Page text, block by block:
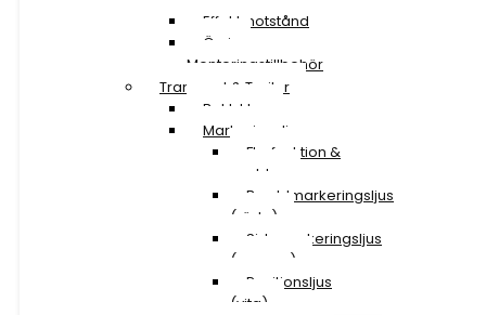
Effektmotstånd
Övriga
Monteringstillbehör
Transport & Trailer
Baklyktor
Markeringsljus
Flerfunktion &
snablar
Breddmarkeringsljus
(röda)
Sidomarkeringsljus
(orange)
Positionsljus
(vita)